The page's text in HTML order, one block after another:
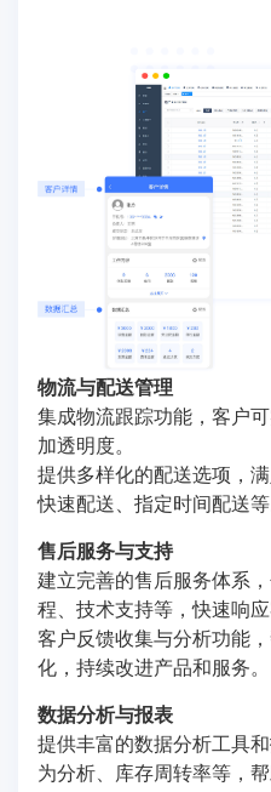
物流与配送管理
集成物流跟踪功能，客户
加透明度。
提供多样化的配送选项，
快速配送、指定时间配送等
售后服务与支持
建立完善的售后服务体系
程、技术支持等，快速响应
客户反馈收集与分析功能
化，持续改进产品和服务。
数据分析与报表
提供丰富的数据分析工具
为分析、库存周转率等，